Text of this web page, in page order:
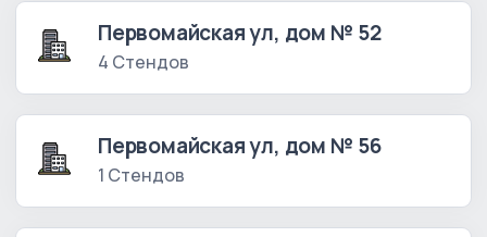
Первомайская ул, дом № 52
4 Стендов
Первомайская ул, дом № 56
1 Стендов